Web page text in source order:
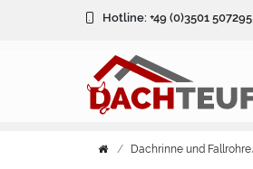
Hotline: +49 (0)3501 507295
Dachrinne und Fallrohre